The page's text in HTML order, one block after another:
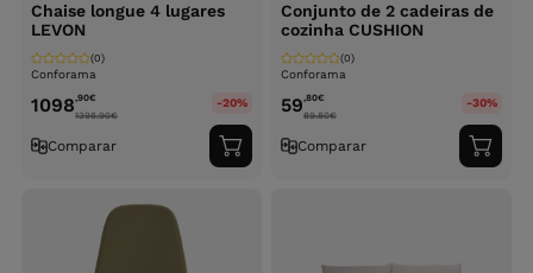
Chaise longue 4 lugares
LEVON
Conforama
(0)
1098,90€
1398.90€
-20%
Comparar
Adicionar
ao
Conjunto de 2 cadeiras de
cozinha CUSHION
Conforama
(0)
59,80€
89.80€
-30%
Comparar
ao